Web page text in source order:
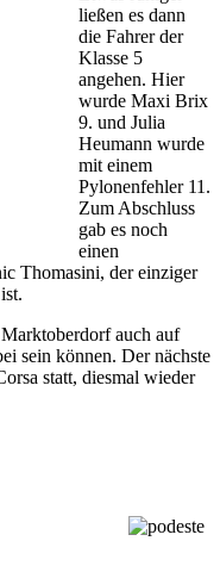
ließen es dann
die Fahrer der
Klasse 5
angehen. Hier
wurde Maxi Brix
9. und Julia
Heumann wurde
mit einem
Pylonenfehler 11.
Zum Abschluss
gab es noch
einen
Thomasini, der einziger
auch auf
sein können. Der nächste
statt, diesmal wieder